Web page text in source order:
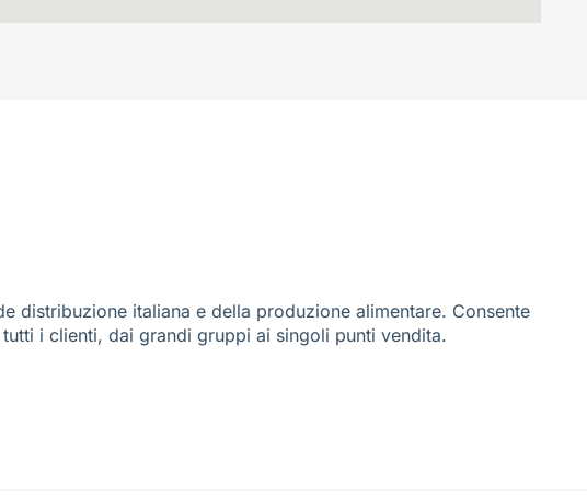
distribuzione italiana e della produzione alimentare. Consente
i clienti, dai grandi gruppi ai singoli punti vendita.